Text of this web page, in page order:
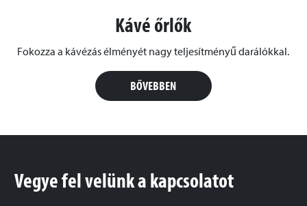
Kávé őrlők
Fokozza a kávézás élményét nagy teljesítményű darálókkal.
BŐVEBBEN
Vegye fel velünk a kapcsolatot